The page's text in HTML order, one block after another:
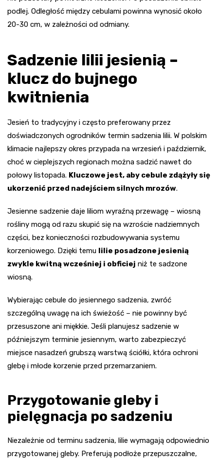
podlej. Odległość między cebulami powinna wynosić około
20-30 cm, w zależności od odmiany.
Sadzenie lilii jesienią –
klucz do bujnego
kwitnienia
Jesień to tradycyjny i często preferowany przez
doświadczonych ogrodników termin sadzenia lilii. W polskim
klimacie najlepszy okres przypada na wrzesień i październik,
choć w cieplejszych regionach można sadzić nawet do
połowy listopada. Kluczowe jest, aby cebule zdążyły się
ukorzenić przed nadejściem silnych mrozów.
Jesienne sadzenie daje liliom wyraźną przewagę – wiosną
rośliny mogą od razu skupić się na wzroście nadziemnych
części, bez konieczności rozbudowywania systemu
korzeniowego. Dzięki temu lilie posadzone jesienią
zwykle kwitną wcześniej i obficiej niż te sadzone
wiosną.
Wybierając cebule do jesiennego sadzenia, zwróć
szczególną uwagę na ich świeżość – nie powinny być
przesuszone ani miękkie. Jeśli planujesz sadzenie w
późniejszym terminie jesiennym, warto zabezpieczyć
miejsce nasadzeń grubszą warstwą ściółki, która ochroni
glebę i młode korzenie przed przemarzaniem.
Przygotowanie gleby i
pielęgnacja po sadzeniu
Niezależnie od terminu sadzenia, lilie wymagają odpowiednio
przygotowanej gleby. Preferują podłoże przepuszczalne,